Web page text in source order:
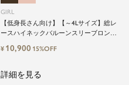
GIRL
【低身長さん向け】【～4Lサイズ】総レ
ースハイネックバルーンスリーブロング
¥ 10,900 15%OFF
詳細を見る